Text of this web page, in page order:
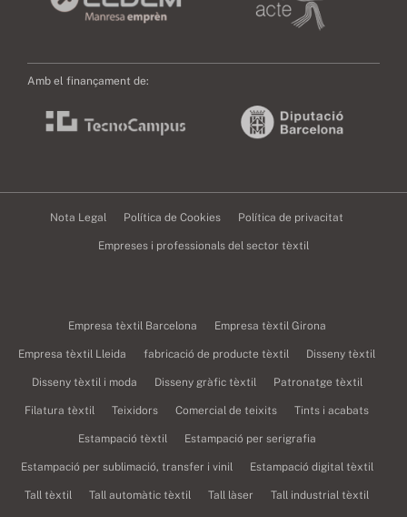
Amb el finançament de:
Nota Legal Política de Cookies Política de privacitat
Empreses i professionals del sector tèxtil
Empresa tèxtil Barcelona Empresa tèxtil Girona
Empresa tèxtil Lleida fabricació de producte tèxtil Disseny tèxtil
Disseny tèxtil i moda Disseny gràfic tèxtil Patronatge tèxtil
Filatura tèxtil Teixidors Comercial de teixits Tints i acabats
Estampació tèxtil Estampació per serigrafia
Estampació per sublimació, transfer i vinil Estampació digital tèxtil
Tall tèxtil Tall automàtic tèxtil Tall làser Tall industrial tèxtil